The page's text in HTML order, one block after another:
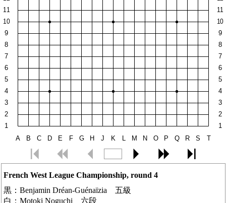
French West League Championship, round 4
黒： Benjamin Dréan-Guénaïzia 五級
白： Motoki Noguchi 六段